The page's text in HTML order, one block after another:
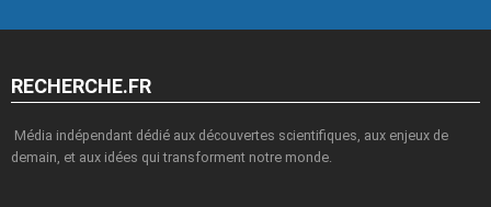
RECHERCHE.FR
Média indépendant dédié aux découvertes scientifiques, aux enjeux de
demain, et aux idées qui transforment notre monde.